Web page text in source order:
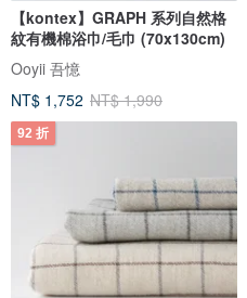
【kontex】GRAPH 系列自然格
紋有機棉浴巾/毛巾 (70x130cm)
Ooyii 吾憶
NT$ 1,752 NT$ 1,990
92 折